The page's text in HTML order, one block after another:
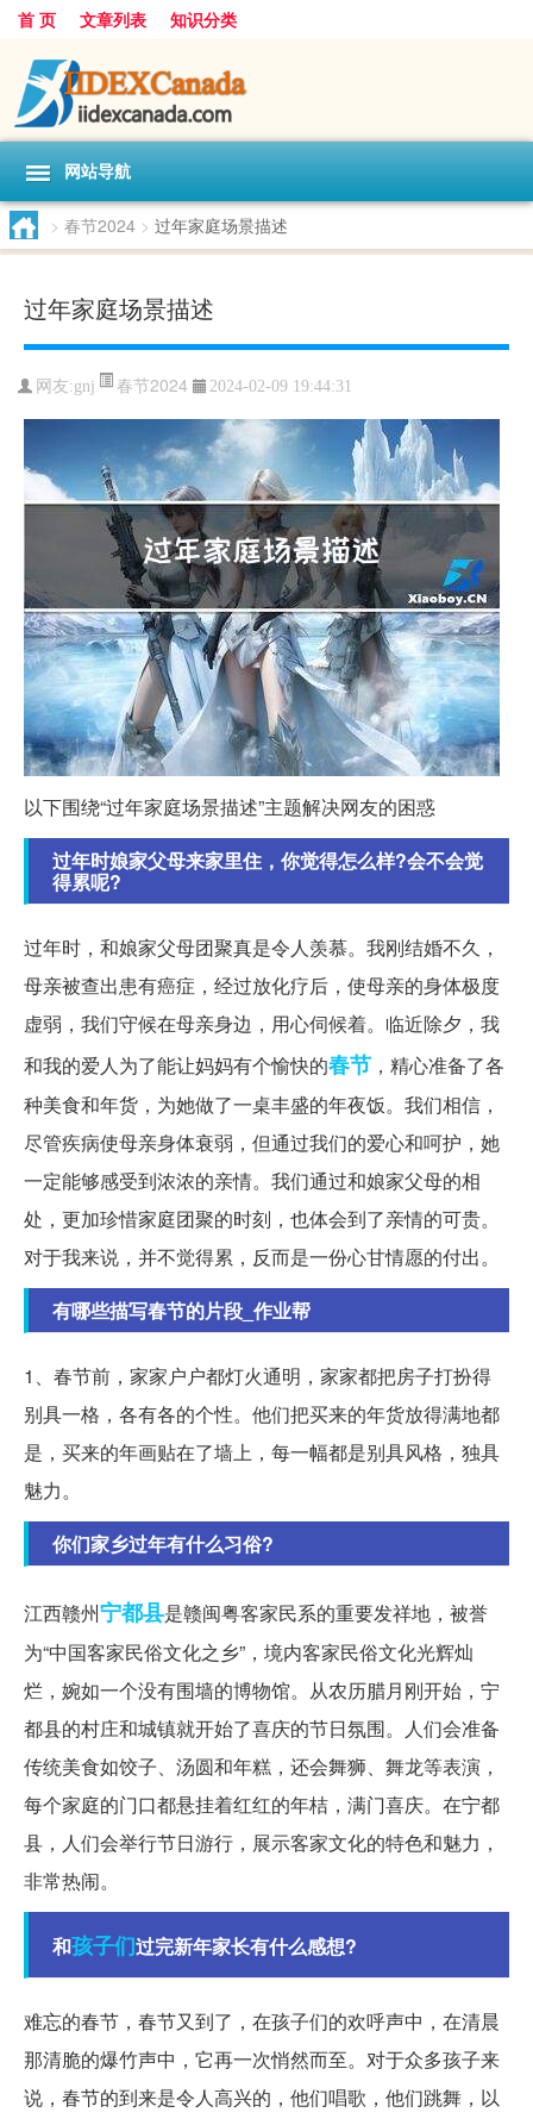
首 页 文章列表 知识分类
网站导航
> 春节2024 > 过年家庭场景描述
过年家庭场景描述
网友:gnj 春节2024 2024-02-09 19:44:31
以下围绕“过年家庭场景描述”主题解决网友的困惑
过年时娘家父母来家里住，你觉得怎么样?会不会觉
得累呢?
过年时，和娘家父母团聚真是令人羡慕。我刚结婚不久，
母亲被查出患有癌症，经过放化疗后，使母亲的身体极度
虚弱，我们守候在母亲身边，用心伺候着。临近除夕，我
和我的爱人为了能让妈妈有个愉快的春节 ，精心准备了各
种美食和年货，为她做了一桌丰盛的年夜饭。我们相信，
尽管疾病使母亲身体衰弱，但通过我们的爱心和呵护，她
一定能够感受到浓浓的亲情。我们通过和娘家父母的相
处，更加珍惜家庭团聚的时刻，也体会到了亲情的可贵。
对于我来说，并不觉得累，反而是一份心甘情愿的付出。
有哪些描写春节的片段_作业帮
1、春节前，家家户户都灯火通明，家家都把房子打扮得
别具一格，各有各的个性。他们把买来的年货放得满地都
是，买来的年画贴在了墙上，每一幅都是别具风格，独具
魅力。
你们家乡过年有什么习俗?
江西赣州宁都县是赣闽粤客家民系的重要发祥地，被誉
为“中国客家民俗文化之乡”，境内客家民俗文化光辉灿
烂，婉如一个没有围墙的博物馆。从农历腊月刚开始，宁
都县的村庄和城镇就开始了喜庆的节日氛围。人们会准备
传统美食如饺子、汤圆和年糕，还会舞狮、舞龙等表演，
每个家庭的门口都悬挂着红红的年桔，满门喜庆。在宁都
县，人们会举行节日游行，展示客家文化的特色和魅力，
非常热闹。
和孩子们过完新年家长有什么感想?
难忘的春节，春节又到了，在孩子们的欢呼声中，在清晨
那清脆的爆竹声中，它再一次悄然而至。对于众多孩子来
说，春节的到来是令人高兴的，他们唱歌，他们跳舞，以